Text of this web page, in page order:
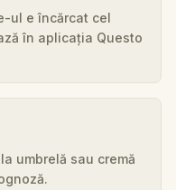
ul e încărcat cel
în aplicația Questo
umbrelă sau cremă